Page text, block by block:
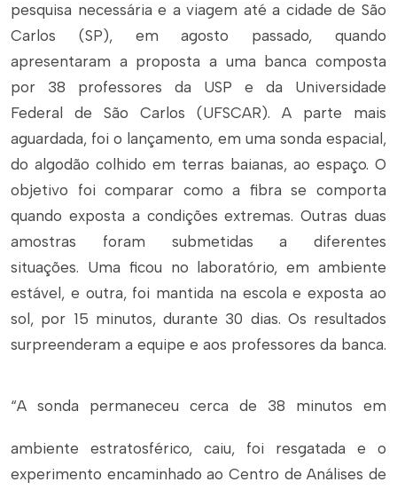
pesquisa necessária e a viagem até a cidade de São
Carlos (SP), em agosto passado, quando
apresentaram a proposta a uma banca composta
por 38 professores da USP e da Universidade
Federal de São Carlos (UFSCAR). A parte mais
aguardada, foi o lançamento, em uma sonda espacial,
do algodão colhido em terras baianas, ao espaço. O
objetivo foi comparar como a fibra se comporta
quando exposta a condições extremas. Outras duas
amostras foram submetidas a diferentes
situações. Uma ficou no laboratório, em ambiente
estável, e outra, foi mantida na escola e exposta ao
sol, por 15 minutos, durante 30 dias. Os resultados
surpreenderam a equipe e aos professores da banca.
“A sonda permaneceu cerca de 38 minutos em
ambiente estratosférico, caiu, foi resgatada e o
experimento encaminhado ao Centro de Análises de